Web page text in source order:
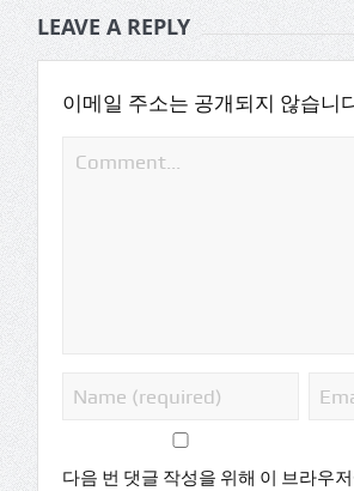
LEAVE A REPLY
이메일 주소는 공개되지 않습니
다음 번 댓글 작성을 위해 이 브라우